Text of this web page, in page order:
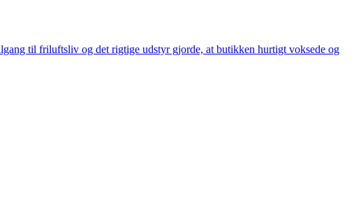
til friluftsliv og det rigtige udstyr gjorde, at butikken hurtigt voksede og